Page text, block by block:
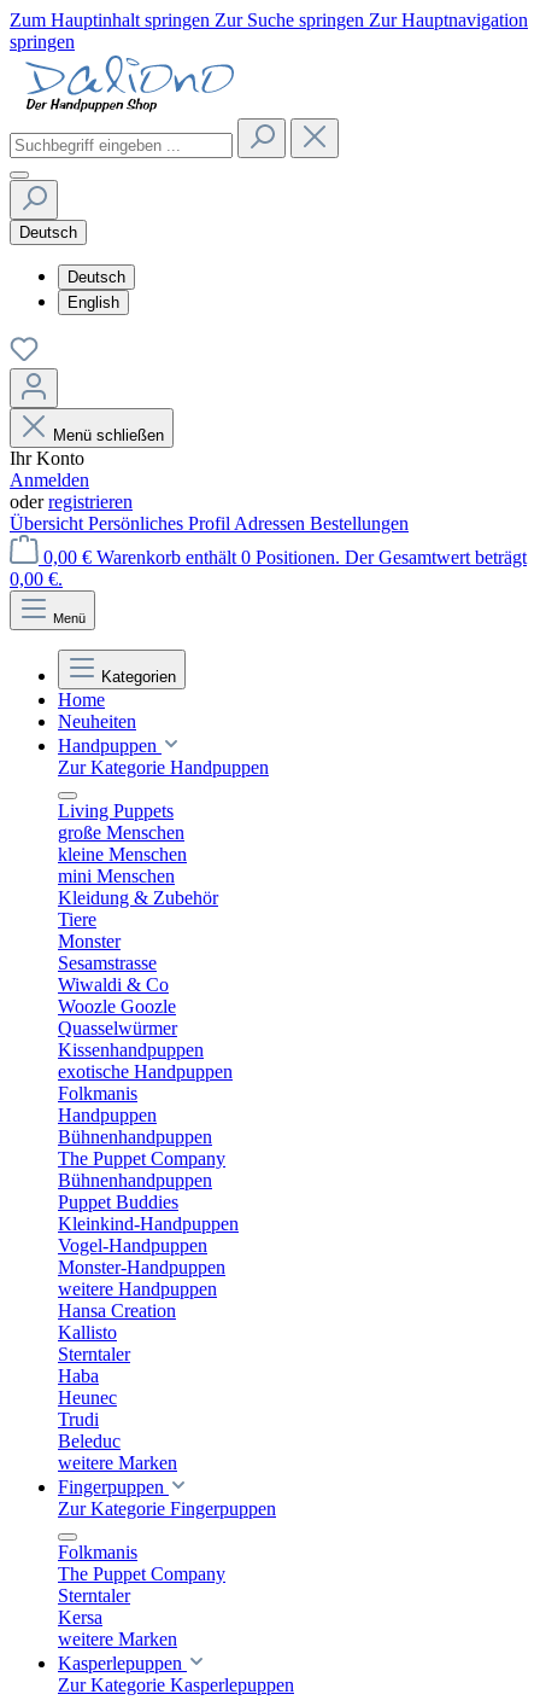
Zum Hauptinhalt springen Zur Suche springen Zur Hauptnavigation
springen
Deutsch
Deutsch
English
Menü schließen
Ihr Konto
Anmelden
oderregistrieren
Übersicht Persönliches Profil Adressen Bestellungen
0,00 € Warenkorb enthält 0 Positionen. Der Gesamtwert beträgt
0,00 €.
Menü
Kategorien
Home
Neuheiten
Handpuppen
Zur Kategorie Handpuppen
Living Puppets
große Menschen
kleine Menschen
mini Menschen
Kleidung & Zubehör
Tiere
Monster
Sesamstrasse
Wiwaldi & Co
Woozle Goozle
Quasselwürmer
Kissenhandpuppen
exotische Handpuppen
Folkmanis
Handpuppen
Bühnenhandpuppen
The Puppet Company
Bühnenhandpuppen
Puppet Buddies
Kleinkind-Handpuppen
Vogel-Handpuppen
Monster-Handpuppen
weitere Handpuppen
Hansa Creation
Kallisto
Sterntaler
Haba
Heunec
Trudi
Beleduc
weitere Marken
Fingerpuppen
Zur Kategorie Fingerpuppen
Folkmanis
The Puppet Company
Sterntaler
Kersa
weitere Marken
Kasperlepuppen
Zur Kategorie Kasperlepuppen